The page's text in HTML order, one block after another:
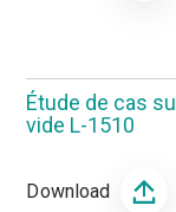
Étude de cas
vide L-1510
Download